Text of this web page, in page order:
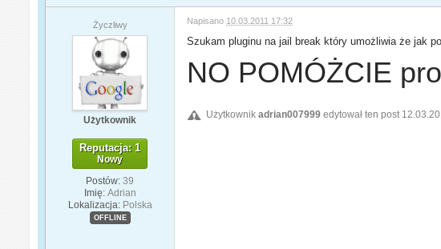
Życzliwy
Użytkownik
Reputacja: 1
Nowy
Postów: 39
Imię: Adrian
Lokalizacja: Polska
OFFLINE
Napisano 10.03.2011 17:32
Szukam pluginu na jail break który umożliwia że jak
NO POMÓŻCIE
Użytkownikadrian007999 edytował ten post